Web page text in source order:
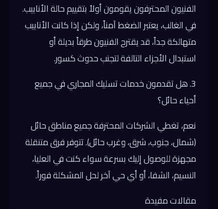
الفنيون المحترفون يقومون أولاً بتقييم حالة الأنابيب.
في الغالب، يعتبر الضغط آمناً، ولكن إذا كانت الأنابيب
متهالكة جداً، قد يقترح الفنيون طرقاً بديلة أو
استبدال الأجزاء التالفة لتجنب حدوث كسور.
3. هل تقدمون خدمات تسليك المجاري في جميع
أحياء حائل؟
نعم، تغطي الشركات المحترفة جميع مناطق حائل
(شمال، جنوب، شرق، وغرب حائل). تتوفر فرق متنقلة
مجهزة للوصول إليك بسرعة سواء كنت في العليا،
النسيم، الشفا، أو أي حي آخر لحل المشكلة فوراً.
مقالات مفيدة